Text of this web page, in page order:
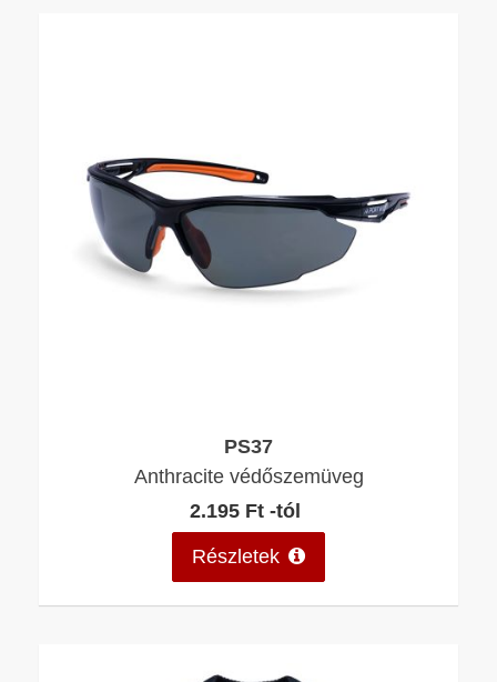
PS37
Anthracite védőszemüveg
2.195 Ft -tól
Részletek